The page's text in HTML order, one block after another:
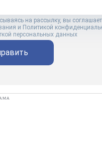
на рассылку, вы
и Политикой
персональных данных